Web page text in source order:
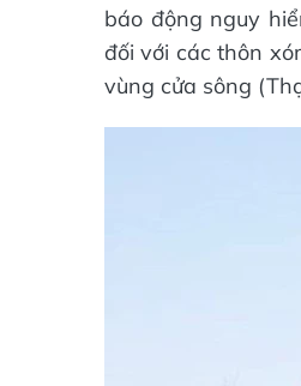
báo động nguy
đối với các thôn
vùng cửa sông